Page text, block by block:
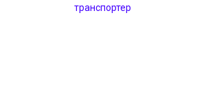
транспортер